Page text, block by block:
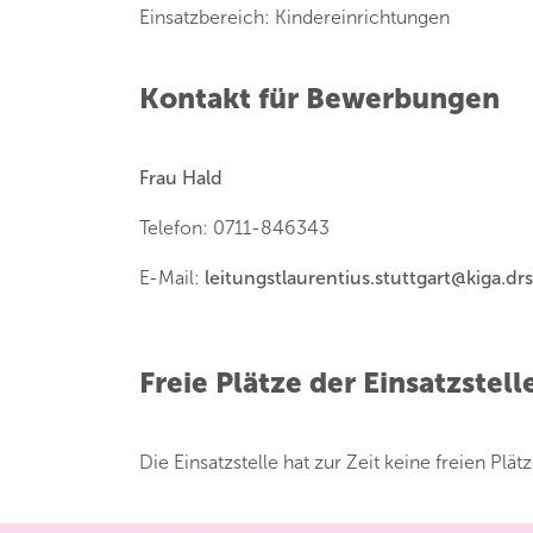
Einsatzbereich: Kindereinrichtungen
Kontakt für Bewerbungen
Frau Hald
Telefon: 0711-846343
E-Mail: leitungstlaurentius.stuttgart@
Freie Plätze der
Die Einsatzstelle hat zur Zeit keine freien